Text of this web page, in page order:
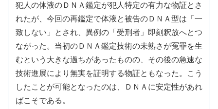
犯人の体液のＤＮＡ鑑定が犯人特定の有力な物証とさ
れたが、今回の再鑑定で体液と被告のＤＮＡ型は「一
致しない」とされ、異例の「受刑者」即刻釈放へとつ
ながった。当初のＤＮＡ鑑定技術の未熟さが冤罪を生
むという大きな過ちがあったものの、その後の急速な
技術進展により無実を証明する物証ともなった。こう
したことが可能となったのは、ＤＮＡに安定性があれ
ばこそである。